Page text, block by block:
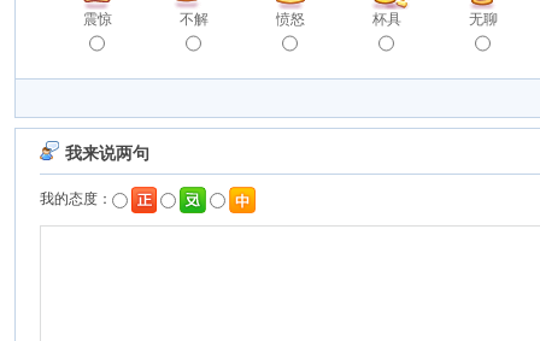
震惊 不解 愤怒 杯具 无聊